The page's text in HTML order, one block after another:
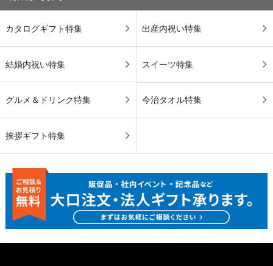
カタログギフト特集 出産内祝い特集
結婚内祝い特集 スイーツ特集
グルメ＆ドリンク特集 今治タオル特集
挨拶ギフト特集